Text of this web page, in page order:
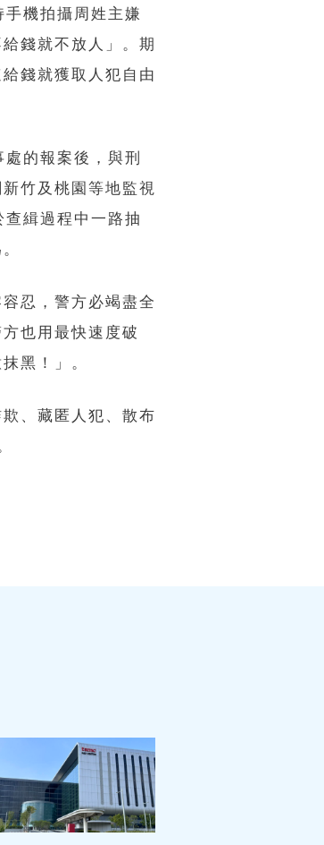
機拍攝周姓主嫌
錢就不放人」。期
錢就獲取人犯自由
的報案後，與刑
竹及桃園等地監視
緝過程中一路抽
忍，警方必竭盡全
也用最快速度破
黑！」。
、藏匿人犯、散布